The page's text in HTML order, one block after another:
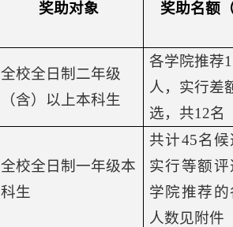
奖助对象 奖助名额
全校全日制二年级
（含）以上本科生
各学院推荐
人，实行差
选，共12名
全校全日制一年级本
科生
共计45名
实行等额
学院推荐
人数见附件